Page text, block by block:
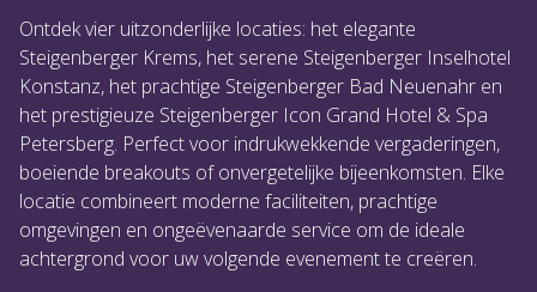
Ontdek vier uitzonderlijke locaties: het elegante
Steigenberger Krems, het serene Steigenberger Inselhotel
Konstanz, het prachtige Steigenberger Bad Neuenahr en
het prestigieuze Steigenberger Icon Grand Hotel & Spa
Petersberg. Perfect voor indrukwekkende vergaderingen,
boeiende breakouts of onvergetelijke bijeenkomsten. Elke
locatie combineert moderne faciliteiten, prachtige
omgevingen en ongeëvenaarde service om de ideale
achtergrond voor uw volgende evenement te creëren.